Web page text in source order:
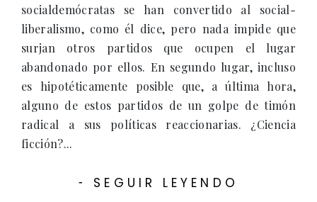
socialdemócratas se han convertido al social-
liberalismo, como él dice, pero nada impide que
surjan otros partidos que ocupen el lugar
abandonado por ellos. En segundo lugar, incluso
es hipotéticamente posible que, a última hora,
alguno de estos partidos de un golpe de timón
radical a sus políticas reaccionarias. ¿Ciencia
ficción?...
- SEGUIR LEYENDO